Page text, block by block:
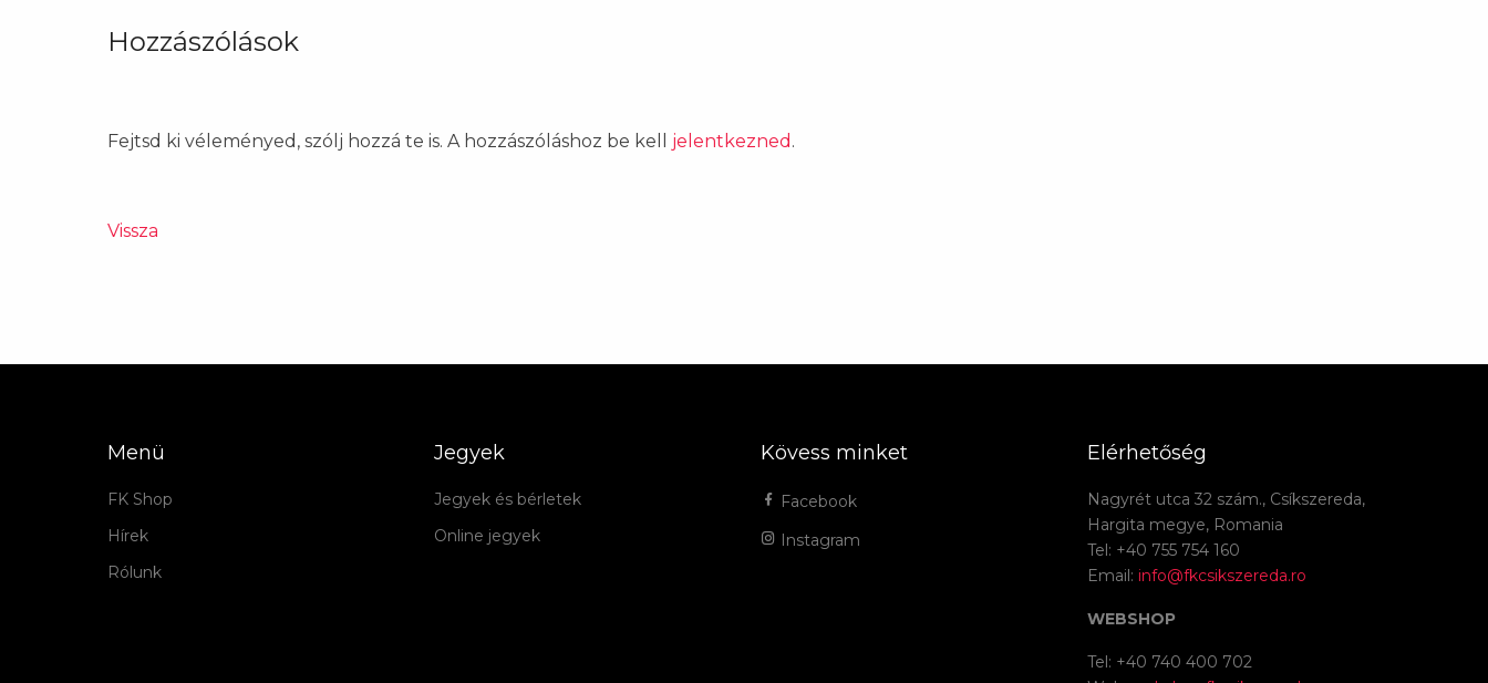
Hozzászólások
Fejtsd ki véleményed, szólj hozzá te is. A hozzászóláshoz be kell jelentkezned .
Vissza
Menü
FK Shop
Hírek
Rólunk
Jegyek
Jegyek és bérletek
Online jegyek
Kövess minket
Facebook
Instagram
Elérhetőség
Nagyrét utca 32 szám., Csíkszereda,
Hargita megye, Romania
Tel: +40 755 754 160
Email: info@fkcsikszereda.ro
WEBSHOP
Tel: +40 740 400 702